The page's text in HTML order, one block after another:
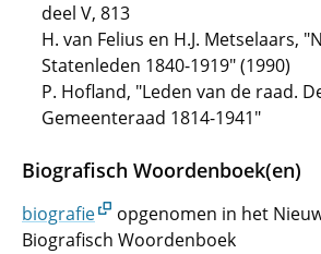
deel V, 813
H. van Felius en H.J. Metselaars,
Statenleden 1840-1919" (1990)
P. Hofland, "Leden van de raad.
Gemeenteraad 1814-1941"
Biografisch Woordenboek(en)
biografie
opgenomen in het
Biografisch Woordenboek